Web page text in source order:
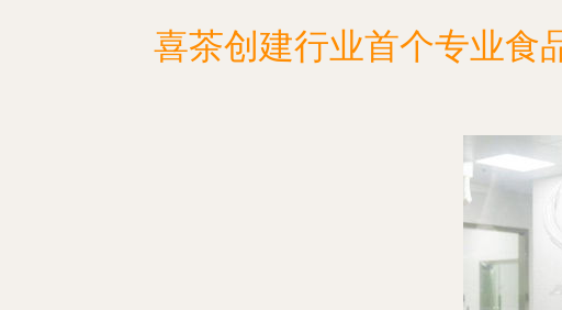
喜茶创建行业首个专业食